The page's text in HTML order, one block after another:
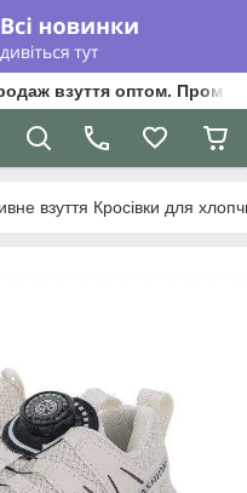
взуття оптом.
взуття Кросівки для